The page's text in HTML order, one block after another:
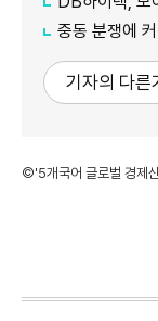
중동 분쟁에 커진
기자의 다른
©'5개국어 글로벌 경제